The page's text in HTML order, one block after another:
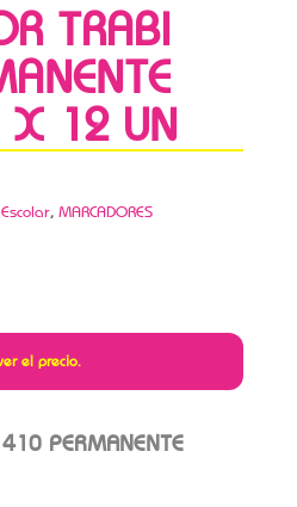
TRABI
X 12 UN
Escolar, MARCADORES
el precio.
PERMANENTE